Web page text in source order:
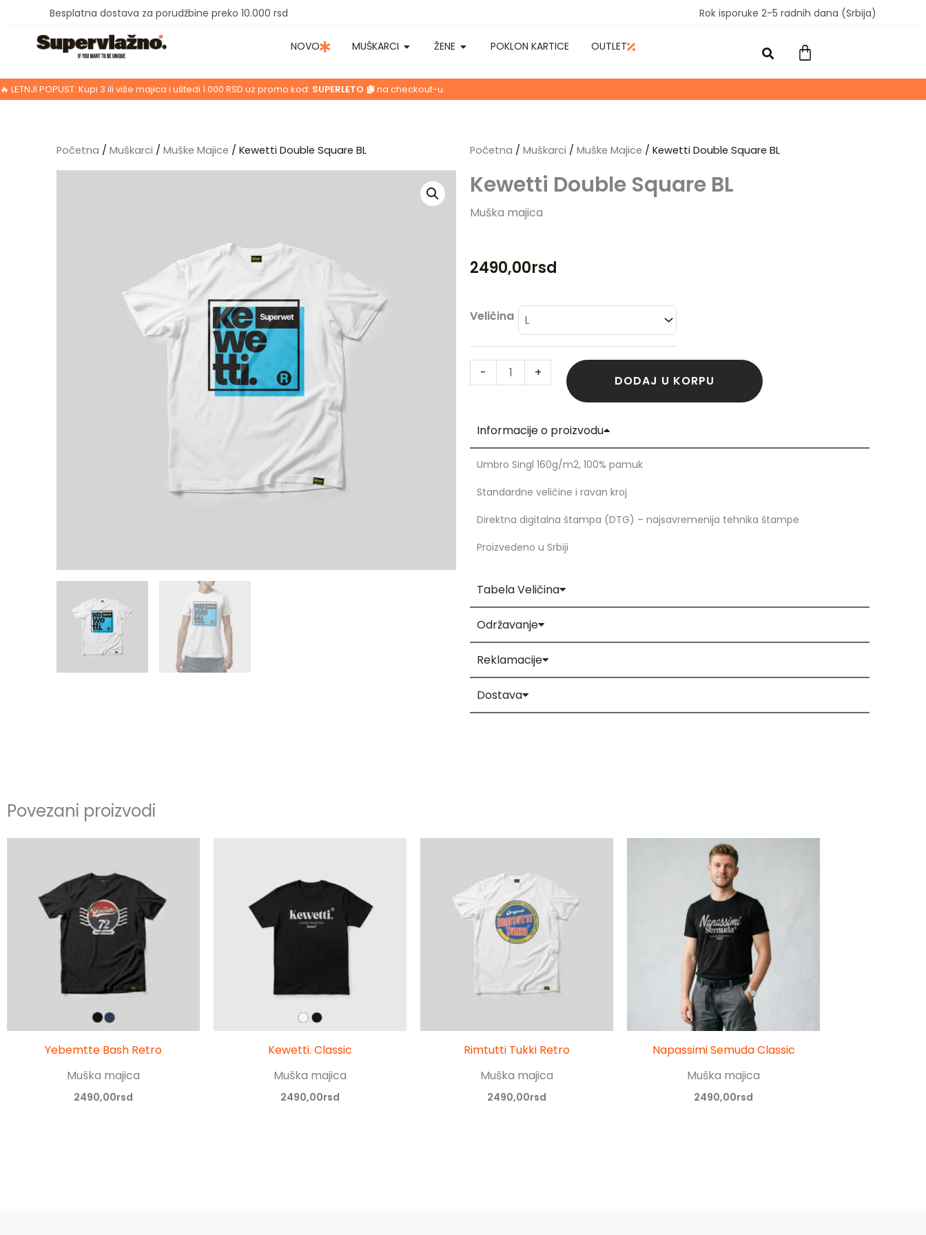
sadržaj
Besplatna dostava za porudžbine preko 10.000 rsd Rok isporuke 2-5 radnih dana (Srbija)
NOVO MUŠKARCI OPEN MUŠKARCI
ŽENE OPEN ŽENEPOKLON KARTICE OUTLET Cart
🔥 LETNJI POPUST: Kupi 3 ili više majica i uštedi 1.000 RSD uz promo kod: SUPERLETO na checkout-u.
Početna / Muškarci / Muške Majice / Kewetti Double Square BL Početna / Muškarci / Muške Majice / Kewetti Double Square BL
Kewetti Double Square BL
Muška majica
2490,00rsd
Veličina
-
Kewetti
+
DODAJ U KORPU
Informacije o proizvodu
Umbro Singl 160g/m2, 100% pamuk
Standardne veličine i ravan kroj
Direktna digitalna štampa (DTG) – najsavremenija tehnika štampe
Proizvedeno u Srbiji
Tabela Veličina
Održavanje
Reklamacije
Dostava
Povezani proizvodi
Yebemtte Bash Retro
Muška majica
2490,00rsd
Kewetti. Classic
Muška majica
2490,00rsd
Rimtutti Tukki Retro
Muška majica
2490,00rsd
Napassimi Semuda Classic
Muška majica
2490,00rsd